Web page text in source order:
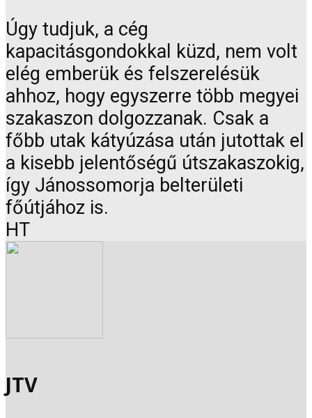
Úgy tudjuk, a cég
kapacitásgondokkal küzd, nem volt
elég emberük és felszerelésük
ahhoz, hogy egyszerre több megyei
szakaszon dolgozzanak. Csak a
főbb utak kátyúzása után jutottak el
a kisebb jelentőségű útszakaszokig,
így Jánossomorja belterületi
főútjához is.
HT
JTV